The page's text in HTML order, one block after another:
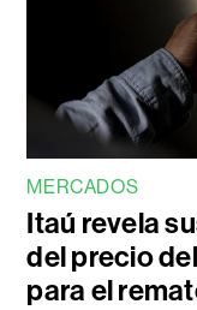
MERCADOS
Itaú revela
del precio
para el